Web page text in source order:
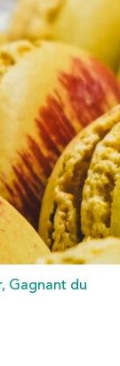
Gagnant du